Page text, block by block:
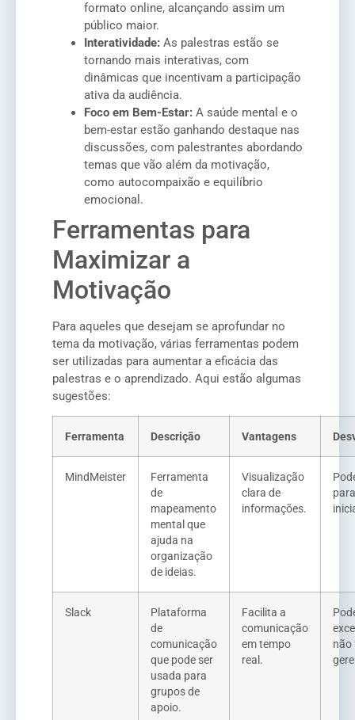
formato online, alcançando assim um
público maior.
Interatividade: As palestras estão se
tornando mais interativas, com
dinâmicas que incentivam a participação
ativa da audiência.
Foco em Bem-Estar: A saúde mental e o
bem-estar estão ganhando destaque nas
discussões, com palestrantes abordando
temas que vão além da motivação,
como autocompaixão e equilíbrio
emocional.
Ferramentas para
Maximizar a
Motivação
Para aqueles que desejam se aprofundar no
tema da motivação, várias ferramentas podem
ser utilizadas para aumentar a eficácia das
palestras e o aprendizado. Aqui estão algumas
sugestões:
Ferramenta Descrição Vantagens
MindMeister
Ferramenta
de
mapeamento
mental que
ajuda na
organização
de ideias.
Visualização
clara de
informações.
para
Slack
Plataforma
de
comunicação
que pode ser
usada para
grupos de
apoio.
Facilita a
comunicação
em tempo
real.
não